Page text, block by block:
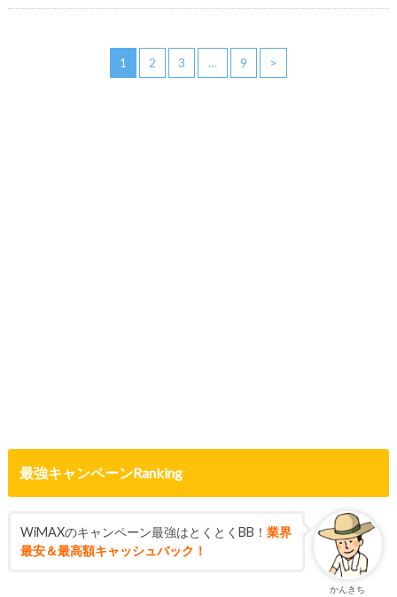
1 2 3 … 9 >
最強キャンペーンRanking
かんきち
WiMAXのキャンペーン最強はとくとくBB！ 業界
最安＆最高額キャッシュバック！